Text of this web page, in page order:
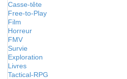
Casse-tête
Free-to-Play
Film
Horreur
FMV
Survie
Exploration
Livres
Tactical-RPG